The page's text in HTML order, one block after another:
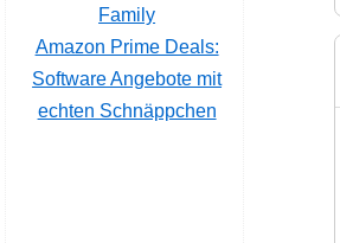
Amazon Prime Deals:
Software Angebote mit
echten Schnäppchen